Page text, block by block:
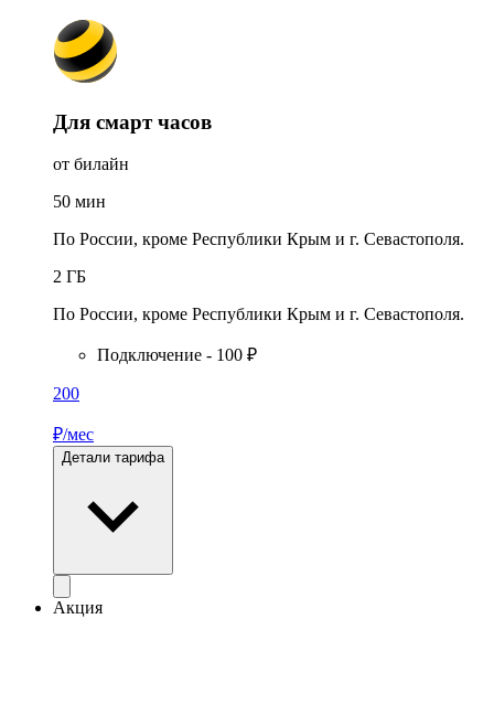
Для смарт часов
от билайн
50 мин
По России, кроме Республики Крым и г. Севастополя.
2 ГБ
По России, кроме Республики Крым и г. Севастополя.
Подключение - 100 ₽
200
₽/мес
Детали тарифа
Акция